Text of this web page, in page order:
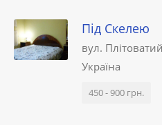
Під Скелею
вул.
Україна
450 - 900 грн.